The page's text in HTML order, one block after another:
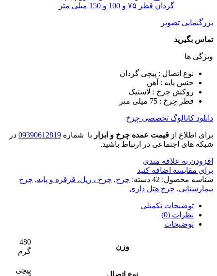
بزرگنمایی تصویر
تماس بگیرید
ویژگی ها
نوع اتصال : پیچی گردان
جنس پایه : آهن
روکش چرخ : لاستیک
قطر چرخ : 75 میلی متر
دانلود کاتالوگ تخصصی چرخ
برای اطلاع از قیمت عمده چرخ و ابزار با شماره 09390612819 در
شبکه های اجتماعی در ارتباط باشید.
افزودن به علاقه مندی
برای مقایسه اضافه کنید
شناسه محصول: 42 دسته: چرخ, چرخ ، ریل، قرقره و پایه, چرخ
بیمارستانی, چرخ هتل داری
توضیحات تکمیلی
نظرات (0)
توضیحات
وزن
480
گرم
نوع اتصال
پیچی